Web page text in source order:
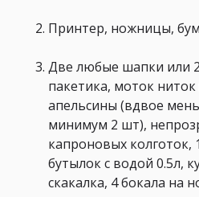
Принтер, ножницы,
Две любые шапки или
пакетика, моток
апельсины (вдвое
минимум 2 шт),
капроновых колготок,
бутылок с водой 0.5л,
скакалка, 4 бокала на